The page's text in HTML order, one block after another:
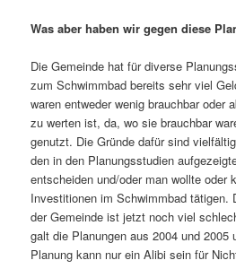
Was aber haben wir gegen diese
Die Gemeinde hat für diverse
zum Schwimmbad bereits sehr viel
waren entweder wenig brauchbar oder
zu werten ist, da, wo sie brauchbar
genutzt. Die Gründe dafür sind
den in den Planungsstudien
entscheiden und/oder man wollte oder
Investitionen im Schwimmbad tätigen.
der Gemeinde ist jetzt noch viel
galt die Planungen aus 2004 und 2005
Planung kann nur ein Alibi sein für